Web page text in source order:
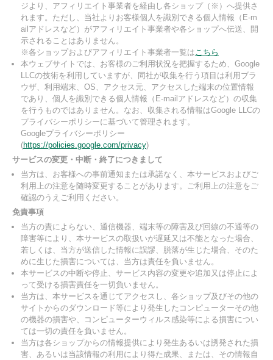
ジより、アフィリエイト事業者を経由し各ショップ（※）へ提供さ
れます。ただし、当社よりお客様個人を識別できる個人情報（E-m
ailアドレスなど）がアフィリエイト事業者や各ショップへ伝送、開
示されることはありません。
※各ショップおよびアフィリエイト事業者一覧はこちら
本ウェブサイトでは、お客様のご利用状況を把握するため、Google
LLCの技術を利用していますが、同社が収集を行う項目は利用ブラ
ウザ、利用端末、OS、アクセス元、アクセスした端末の位置情報
であり、個人を識別できる個人情報（E-mailアドレスなど）の収集
を行うものではありません。なお、収集される情報はGoogle LLCの
プライバシーポリシーに基づいて管理されます。
Googleプライバシーポリシー
(https://policies.google.com/privacy)
サービスの変更・中断・終了につきまして
当方は、お客様への事前通知または承諾なく、本サービスおよびご
利用上の注意を随時変更することがあります。ご利用上の注意をご
確認のうえご利用ください。
免責事項
当方の責によらない、通信機器、端末等の障害及び回線の不通等の
障害等により、本サービスの取扱いが遅延又は不能となった場合、
若しくは、当方が送信した情報に誤謬、脱落が生じた場合、そのた
めに生じた損害については、当方は責任を負いません。
本サービスの中断や停止、サービス内容の変更や追加又は停止によ
って受ける損害責任を一切負いません。
当方は、本サービスを通じてアクセスし、各ショップ及びその他の
サイトからのダウンロード等により発生したコンピューターその他
の機器の損害や、コンピューターウィルス感染等による損害につい
ては一切の責任を負いません。
当方は各ショップからの情報提供により発生あるいは誘発された損
害、あるいは当該情報の利用により得た成果、または、その情報自